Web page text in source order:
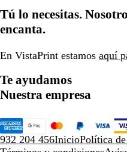
Tú lo necesitas.
encanta.
En VistaPrint estamos aquí
Te ayudamos
Nuestra empresa
932 204 456InicioPolítica